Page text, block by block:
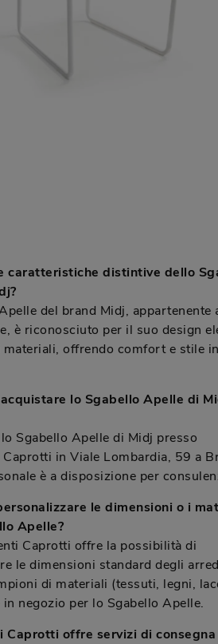
caratteristiche distintive dello
del brand Midj, appartenente
è riconosciuto per il suo design
materiali, offrendo comfort e stile
lo Sgabello Apelle di
Sgabello Apelle di Midj presso
in Viale Lombardia, 59 a
è a disposizione per
le dimensioni o i
Apelle?
Caprotti offre la possibilità di
le dimensioni standard degli
di materiali (tessuti, legni,
negozio per lo Sgabello Apelle.
Caprotti offre servizi di consegna